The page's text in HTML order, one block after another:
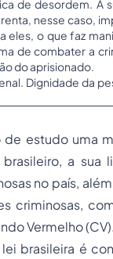
de desordem. A
nesse caso,
eles, o que faz
de combater a
do aprisionado.
Dignidade da
estudo uma
a sua
no país,
criminosas,
Vermelho (CV).
brasileira é